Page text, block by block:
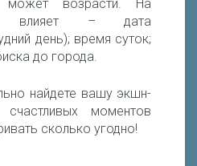
может возрасти. На
влияет – дата
день); время суток;
до города.
найдете вашу экшн-
моментов
сколько угодно!